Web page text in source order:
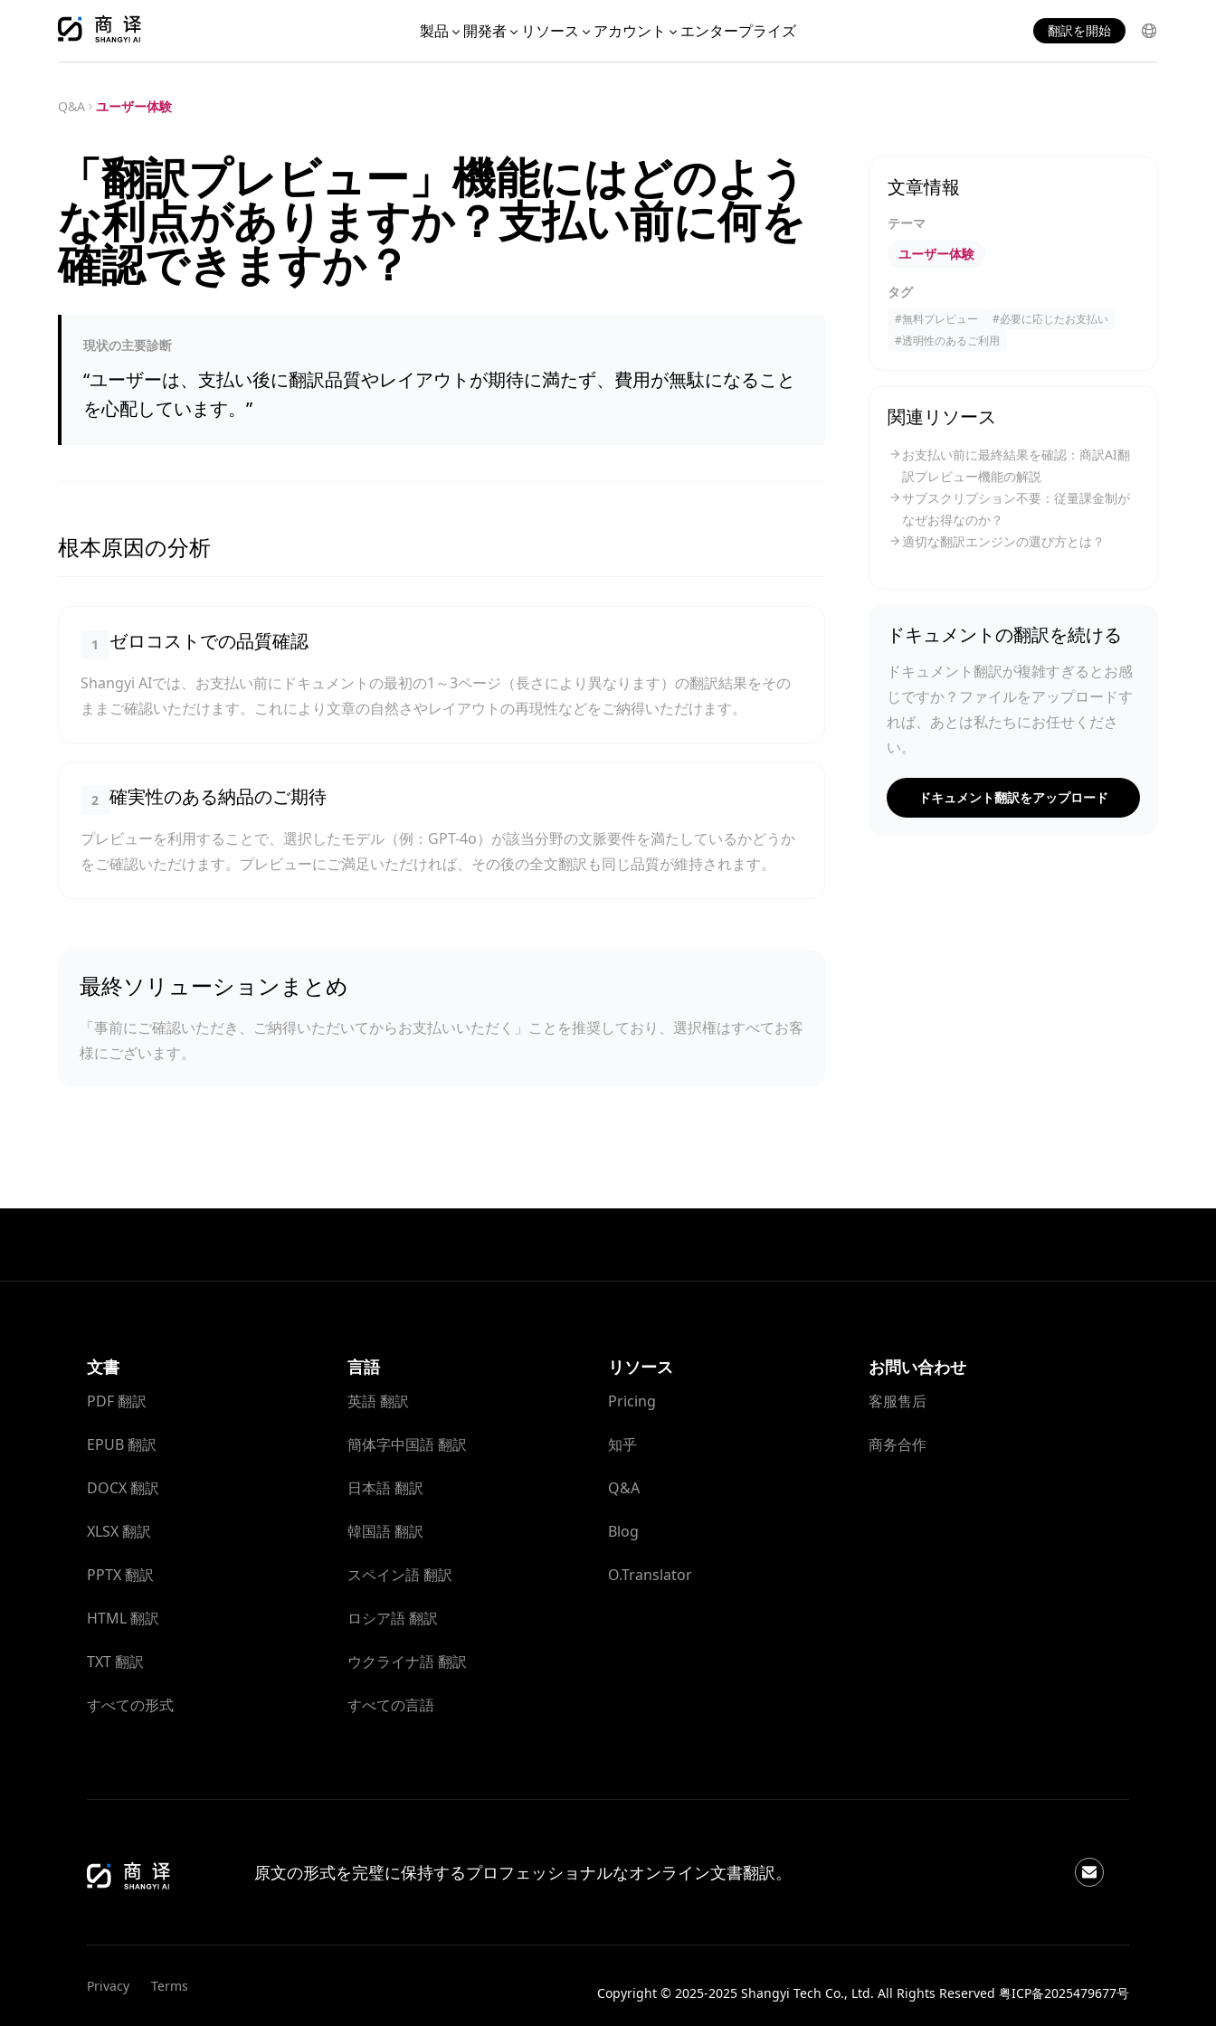
製品 開発者 リソース アカウント エンタープライズ 翻訳を開始
Q&A ユーザー体験
「翻訳プレビュー」機能にはどのよう
な利点がありますか？支払い前に何を
確認できますか？
現状の主要診断
“ユーザーは、支払い後に翻訳品質やレイアウトが期待に満たず、費用が無駄になること
を心配しています。 ”
根本原因の分析
1 ゼロコストでの品質確認
Shangyi AIでは、お支払い前にドキュメントの最初の1～3ページ（長さにより異なります）の翻訳結果をその
ままご確認いただけます。これにより文章の自然さやレイアウトの再現性などをご納得いただけます。
2 確実性のある納品のご期待
プレビューを利用することで、選択したモデル（例：GPT-4o）が該当分野の文脈要件を満たしているかどうか
をご確認いただけます。プレビューにご満足いただければ、その後の全文翻訳も同じ品質が維持されます。
最終ソリューションまとめ
「事前にご確認いただき、ご納得いただいてからお支払いいただく」ことを推奨しており、選択権はすべてお客
様にございます。
文章情報
テーマ
ユーザー体験
タグ
#無料プレビュー #必要に応じたお支払い
#透明性のあるご利用
関連リソース
お支払い前に最終結果を確認：商訳AI翻
訳プレビュー機能の解説
サブスクリプション不要：従量課金制が
なぜお得なのか？
適切な翻訳エンジンの選び方とは？
ドキュメントの翻訳を続ける
ドキュメント翻訳が複雑すぎるとお感
じですか？ファイルをアップロードす
れば、あとは私たちにお任せくださ
い。
ドキュメント翻訳をアップロード
文書
PDF 翻訳
EPUB 翻訳
DOCX 翻訳
XLSX 翻訳
PPTX 翻訳
HTML 翻訳
TXT 翻訳
すべての形式
言語
英語 翻訳
簡体字中国語 翻訳
日本語 翻訳
韓国語 翻訳
スペイン語 翻訳
ロシア語 翻訳
ウクライナ語 翻訳
すべての言語
リソース
Pricing
知乎
Q&A
Blog
O.Translator
お問い合わせ
客服售后
商务合作
原文の形式を完璧に保持するプロフェッショナルなオンライン文書翻訳。
Privacy Terms Copyright © 2025-2025 Shangyi Tech Co., Ltd. All Rights Reserved 粤ICP备2025479677号